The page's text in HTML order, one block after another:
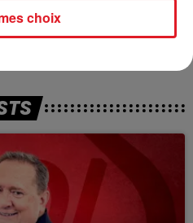
RENAUD
choix